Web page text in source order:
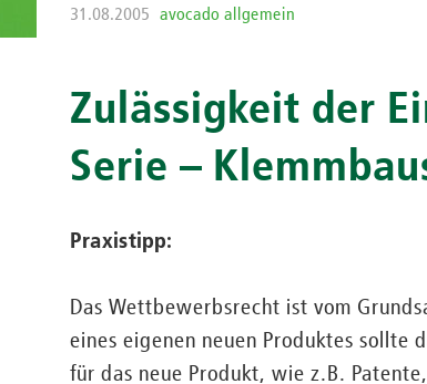
31.08.2005 avocado allgemein
Zulässigkeit der
Serie –
Praxistipp:
Das Wettbewerbsrecht ist vom
eines eigenen neuen Produktes sollte
für das neue Produkt, wie z.B.